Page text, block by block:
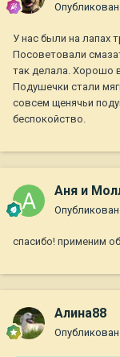
У нас были на лапах
Посоветовали
так делала. Хорошо
Подушечки стали
совсем щенячьи
беспокойство.
Аня и
спасибо! применим
Алина88